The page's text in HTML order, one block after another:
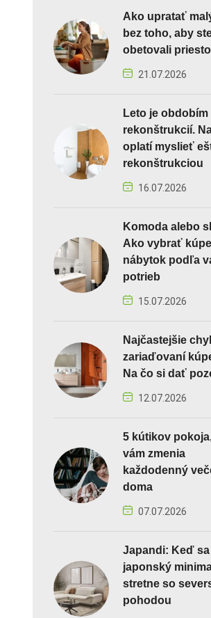
Ako upratať
bez toho, aby
obetovali
21.07.2026
Leto je obdobím
rekonštrukcií.
oplatí myslieť
rekonštrukciou
16.07.2026
Komoda alebo
Ako vybrať
nábytok podľa
potrieb
15.07.2026
Najčastejšie
zariaďovaní
Na čo si dať
12.07.2026
5 kútikov
vám zmenia
každodenný
doma
07.07.2026
Japandi: Keď sa
japonský
stretne so
pohodou